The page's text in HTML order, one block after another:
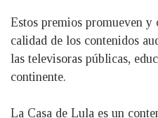
Estos premios promueven
calidad de los contenidos
las televisoras públicas,
continente.
La Casa de Lula es un